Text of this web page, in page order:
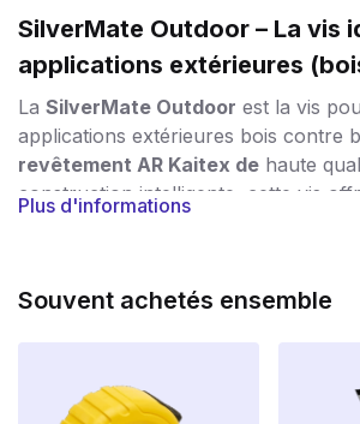
SilverMate Outdoor – La vis
applications extérieures
La SilverMate Outdoor est la vis
applications extérieures bois contre
revêtement AR Kaitex de haute
construction intelligente, cette vis
Protection contre le vent et les
. La vis résiste ainsi à la pluie, à
Plus d'informations
Souvent achetés ensemble